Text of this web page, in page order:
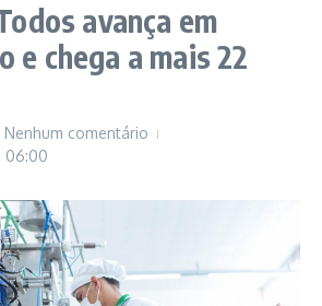
avança em
e chega a mais 22
Nenhum comentário
06:00